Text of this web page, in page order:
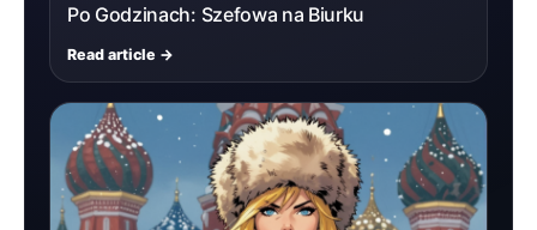
Po Godzinach: Szefowa na Biurku
Read article →